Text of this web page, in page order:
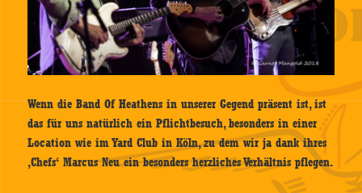
Wenn die Band Of Heathens in unserer Gegend präsent ist, ist
das für uns natürlich ein Pflichtbesuch, besonders in einer
Location wie im Yard Club in Köln, zu dem wir ja dank ihres
‚Chefs‘ Marcus Neu ein besonders herzliches Verhältnis pflegen.